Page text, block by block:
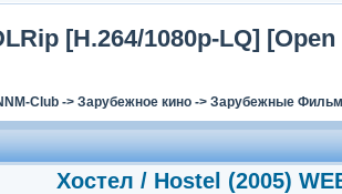
[H.264/1080p-LQ] [Open
Club-> Зарубежное кино-> Зарубежные
Хостел / Hostel (2005)